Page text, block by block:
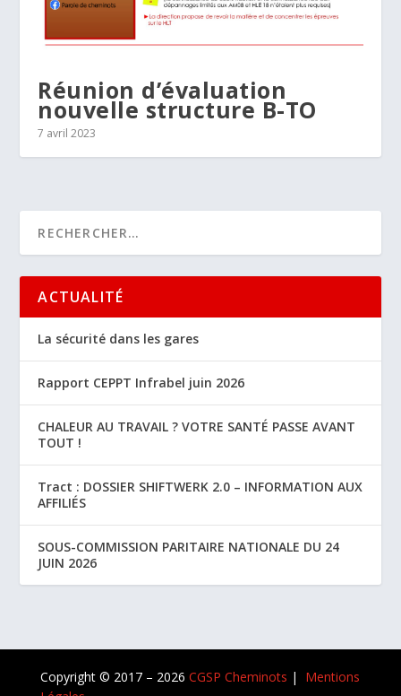
Réunion d’évaluation
nouvelle structure B-TO
7 avril 2023
ACTUALITÉ
La sécurité dans les gares
Rapport CEPPT Infrabel juin 2026
CHALEUR AU TRAVAIL ? VOTRE SANTÉ PASSE AVANT
TOUT !
Tract : DOSSIER SHIFTWERK 2.0 – INFORMATION AUX
AFFILIÉS
SOUS-COMMISSION PARITAIRE NATIONALE DU 24
JUIN 2026
Copyright © 2017 – 2026 CGSP Cheminots | Mentions